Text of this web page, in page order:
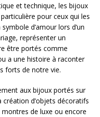
et technique, les bijoux
pour ceux qui les
d’amour lors d’un
représenter un
être portés comme
a une histoire à raconter
forts de notre vie.
aux bijoux portés sur
d’objets décoratifs
montres de luxe ou encore